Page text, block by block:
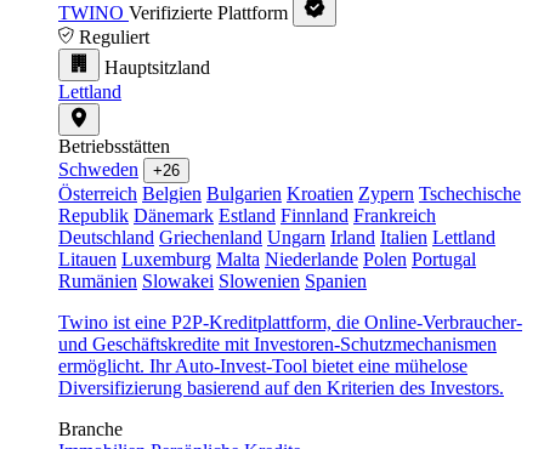
TWINO Verifizierte Plattform
Reguliert
Hauptsitzland
Lettland
Betriebsstätten
Schweden
+26
Österreich Belgien Bulgarien Kroatien Zypern Tschechische
Republik Dänemark Estland Finnland Frankreich
Deutschland Griechenland Ungarn Irland Italien Lettland
Litauen Luxemburg Malta Niederlande Polen Portugal
Rumänien Slowakei Slowenien Spanien
Twino ist eine P2P-Kreditplattform, die Online-Verbraucher-
und Geschäftskredite mit Investoren-Schutzmechanismen
ermöglicht. Ihr Auto-Invest-Tool bietet eine mühelose
Diversifizierung basierend auf den Kriterien des Investors.
Branche